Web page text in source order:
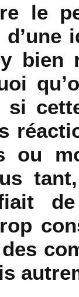
le
bien
si
ou